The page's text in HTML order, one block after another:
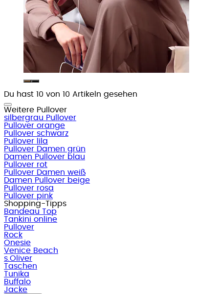
Du hast 10 von 10 Artikeln gesehen
Weitere Pullover
silbergrau Pullover
Pullover orange
Pullover schwarz
Pullover lila
Pullover Damen grün
Damen Pullover blau
Pullover rot
Pullover Damen weiß
Damen Pullover beige
Pullover rosa
Pullover pink
Shopping-Tipps
Bandeau Top
Tankini online
Pullover
Rock
Onesie
Venice Beach
s.Oliver
Taschen
Tunika
Buffalo
Jacke